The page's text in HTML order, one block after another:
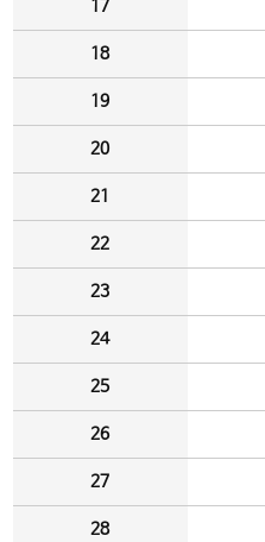
17
18
19
20
21
22
23
24
25
26
27
28